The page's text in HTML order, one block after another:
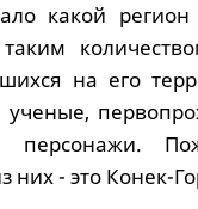
какой
таким
на его
ученые,
персонажи.
них - это Конек-